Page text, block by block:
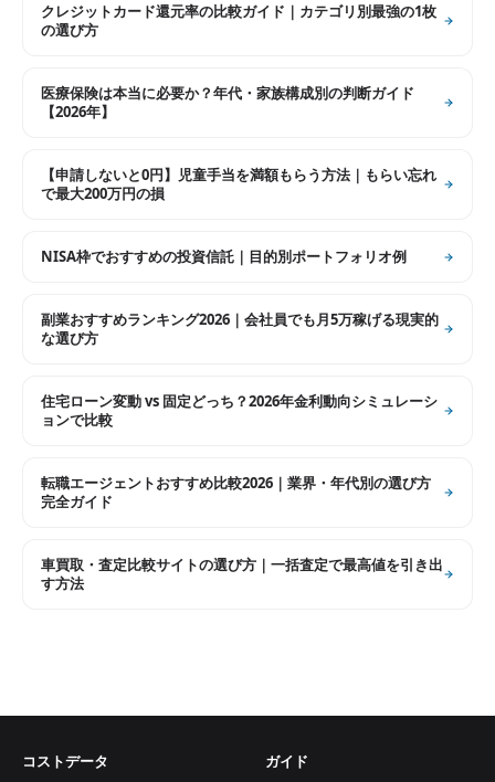
クレジットカード還元率の比較ガイド｜カテゴリ別最強の1枚
の選び方
医療保険は本当に必要か？年代・家族構成別の判断ガイド
【2026年】
【申請しないと0円】児童手当を満額もらう方法｜もらい忘れ
で最大200万円の損
NISA枠でおすすめの投資信託｜目的別ポートフォリオ例
副業おすすめランキング2026｜会社員でも月5万稼げる現実的
な選び方
住宅ローン変動 vs 固定どっち？2026年金利動向シミュレーシ
ョンで比較
転職エージェントおすすめ比較2026｜業界・年代別の選び方
完全ガイド
車買取・査定比較サイトの選び方｜一括査定で最高値を引き出
す方法
コストデータ ガイド